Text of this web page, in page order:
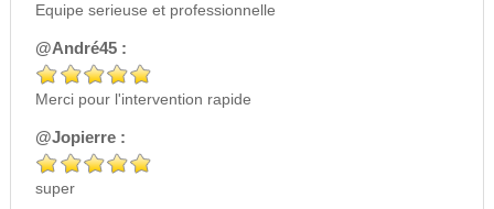
Equipe serieuse et professionnelle
@André45 :
Merci pour l'intervention rapide
@Jopierre :
super